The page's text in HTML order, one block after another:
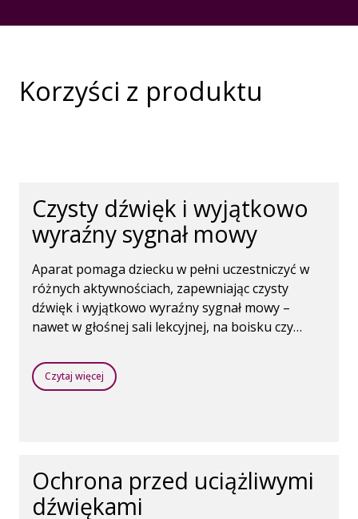
Korzyści z produktu
Czysty dźwięk i wyjątkowo
wyraźny sygnał mowy
Aparat pomaga dziecku w pełni uczestniczyć w
różnych aktywnościach, zapewniając czysty
dźwięk i wyjątkowo wyraźny sygnał mowy –
nawet w głośnej sali lekcyjnej, na boisku czy
Czytaj więcej
Ochrona przed uciążliwymi
dźwiękami